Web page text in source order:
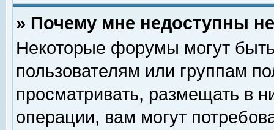
» Почему мне недоступны
Некоторые форумы могут
пользователям или группам
просматривать, размещать в
операции, вам могут